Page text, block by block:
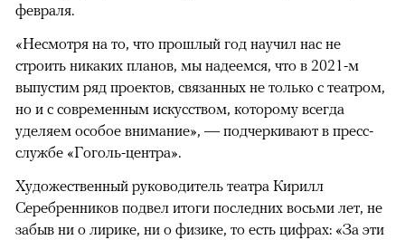
февраля.
«Несмотря на то, что прошлый год научил нас не
строить никаких планов, мы надеемся, что в 2021-м
выпустим ряд проектов, связанных не только с театром,
но и с современным искусством, которому всегда
уделяем особое внимание», — подчеркивают в пресс-
службе «Гоголь-центра».
Художественный руководитель театра Кирилл
Серебренников подвел итоги последних восьми лет, не
забыв ни о лирике, ни о физике, то есть цифрах: «За эти